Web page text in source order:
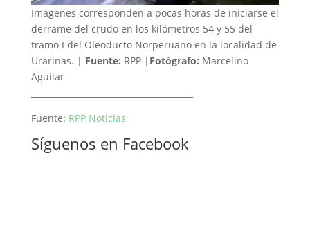
Imágenes corresponden a pocas horas de iniciarse el
derrame del crudo en los kilómetros 54 y 55 del
tramo I del Oleoducto Norperuano en la localidad de
Urarinas. | Fuente: RPP | Fotógrafo: Marcelino
Aguilar
Fuente: RPP Noticias
Síguenos en Facebook